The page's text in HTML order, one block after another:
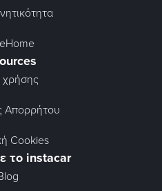
Απορρήτου
Cookies
το instacar